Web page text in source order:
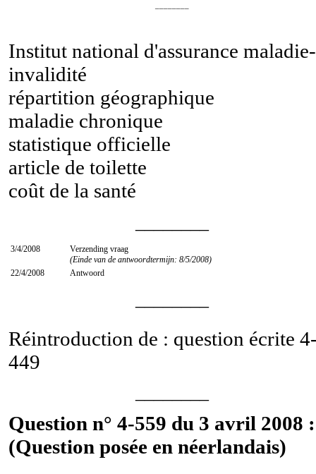
Institut national d'assurance maladie-
invalidité
répartition géographique
maladie chronique
statistique officielle
article de toilette
coût de la santé
3/4/2008
Verzending vraag
(Einde van de antwoordtermijn: 8/5/2008)
22/4/2008
Antwoord
Réintroduction de : question écrite
449
Question n° 4-559 du 3 avril 2008 :
(Question posée en néerlandais)